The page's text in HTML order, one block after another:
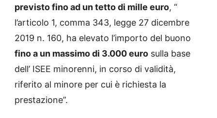
previsto fino ad un tetto di mille euro, “
l’articolo 1, comma 343, legge 27 dicembre
2019 n. 160, ha elevato l’importo del buono
fino a un massimo di 3.000 euro sulla base
dell’ ISEE minorenni, in corso di validità,
riferito al minore per cui è richiesta la
prestazione”.